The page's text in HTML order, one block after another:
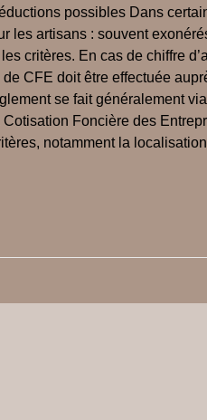
possibles Dans
artisans : souvent
critères. En cas de chiffre
CFE doit être effectuée
se fait généralement
Foncière des
notamment la